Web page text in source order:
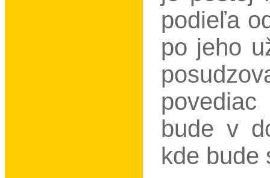
podieľa
po jeho
bude v
kde bude